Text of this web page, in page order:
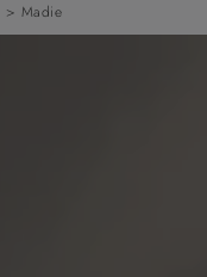
> Madie